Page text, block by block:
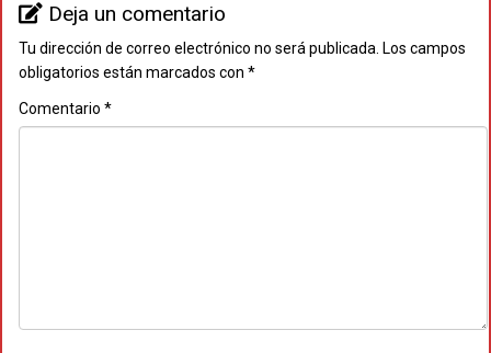
Deja un comentario
Tu dirección de correo electrónico no será publicada. Los campos
obligatorios están marcados con *
Comentario *